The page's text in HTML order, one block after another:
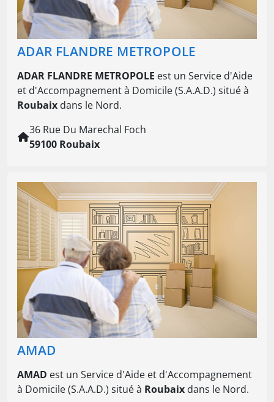
ADAR FLANDRE METROPOLE
ADAR FLANDRE METROPOLE est un Service d'Aide
et d'Accompagnement à Domicile (S.A.A.D.) situé à
Roubaix dans le Nord.
36 Rue Du Marechal Foch
59100 Roubaix
AMAD
AMAD est un Service d'Aide et d'Accompagnement
à Domicile (S.A.A.D.) situé à Roubaix dans le Nord.